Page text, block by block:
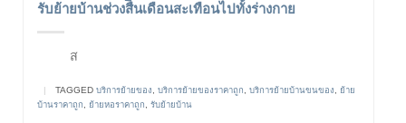
รับย้ายบ้านช่วงสืิ้นเดือนสะเทือนไปทั้งร่างกาย
ส
| TAGGED บริการย้ายของ บริการย้ายของราคาถูก บริการย้ายบ้านขนของ
ย้าย
บ้านราคาถูก
ย้ายหอราคาถูก รับย้ายบ้าน